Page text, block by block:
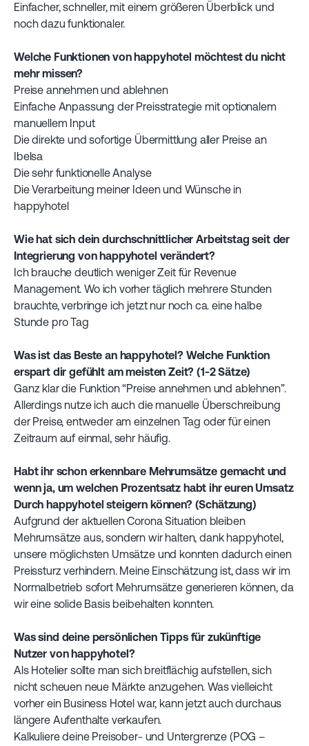
Einfacher, schneller, mit einem größeren Überblick und
noch dazu funktionaler.
Welche Funktionen von happyhotel möchtest du nicht
mehr missen?
Preise annehmen und ablehnen
Einfache Anpassung der Preisstrategie mit optionalem
manuellem Input
Die direkte und sofortige Übermittlung aller Preise an
Ibelsa
Die sehr funktionelle Analyse
Die Verarbeitung meiner Ideen und Wünsche in
happyhotel
Wie hat sich dein durchschnittlicher Arbeitstag seit der
Integrierung von happyhotel verändert?
Ich brauche deutlich weniger Zeit für Revenue
Management. Wo ich vorher täglich mehrere Stunden
brauchte, verbringe ich jetzt nur noch ca. eine halbe
Stunde pro Tag
Was ist das Beste an happyhotel? Welche Funktion
erspart dir gefühlt am meisten Zeit? (1-2 Sätze)
Ganz klar die Funktion “Preise annehmen und ablehnen”.
Allerdings nutze ich auch die manuelle Überschreibung
der Preise, entweder am einzelnen Tag oder für einen
Zeitraum auf einmal, sehr häufig.
Habt ihr schon erkennbare Mehrumsätze gemacht und
wenn ja, um welchen Prozentsatz habt ihr euren Umsatz
Durch happyhotel steigern können? (Schätzung)
Aufgrund der aktuellen Corona Situation bleiben
Mehrumsätze aus, sondern wir halten, dank happyhotel,
unsere möglichsten Umsätze und konnten dadurch einen
Preissturz verhindern. Meine Einschätzung ist, dass wir im
Normalbetrieb sofort Mehrumsätze generieren können, da
wir eine solide Basis beibehalten konnten.
Was sind deine persönlichen Tipps für zukünftige
Nutzer von happyhotel?
Als Hotelier sollte man sich breitflächig aufstellen, sich
nicht scheuen neue Märkte anzugehen. Was vielleicht
vorher ein Business Hotel war, kann jetzt auch durchaus
längere Aufenthalte verkaufen.
Kalkuliere deine Preisober- und Untergrenze (POG –